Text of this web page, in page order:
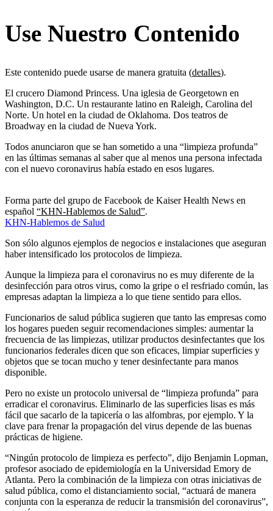
Use Nuestro Contenido
Este contenido puede usarse de manera gratuita (detalles).
El crucero Diamond Princess. Una iglesia de Georgetown en
Washington, D.C. Un restaurante latino en Raleigh, Carolina del
Norte. Un hotel en la ciudad de Oklahoma. Dos teatros de
Broadway en la ciudad de Nueva York.
Todos anunciaron que se han sometido a una “limpieza profunda”
en las últimas semanas al saber que al menos una persona infectada
con el nuevo coronavirus había estado en esos lugares.
Forma parte del grupo de Facebook de Kaiser Health News en
español “KHN-Hablemos de Salud”.
KHN-Hablemos de Salud
Son sólo algunos ejemplos de negocios e instalaciones que aseguran
haber intensificado los protocolos de limpieza.
Aunque la limpieza para el coronavirus no es muy diferente de la
desinfección para otros virus, como la gripe o el resfriado común, las
empresas adaptan la limpieza a lo que tiene sentido para ellos.
Funcionarios de salud pública sugieren que tanto las empresas como
los hogares pueden seguir recomendaciones simples: aumentar la
frecuencia de las limpiezas, utilizar productos desinfectantes que los
funcionarios federales dicen que son eficaces, limpiar superficies y
objetos que se tocan mucho y tener desinfectante para manos
disponible.
Pero no existe un protocolo universal de “limpieza profunda” para
erradicar el coronavirus. Eliminarlo de las superficies lisas es más
fácil que sacarlo de la tapicería o las alfombras, por ejemplo. Y la
clave para frenar la propagación del virus depende de las buenas
prácticas de higiene.
“Ningún protocolo de limpieza es perfecto”, dijo Benjamin Lopman,
profesor asociado de epidemiología en la Universidad Emory de
Atlanta. Pero la combinación de la limpieza con otras iniciativas de
salud pública, como el distanciamiento social, “actuará de manera
conjunta con la esperanza de reducir la transmisión del coronavirus”,